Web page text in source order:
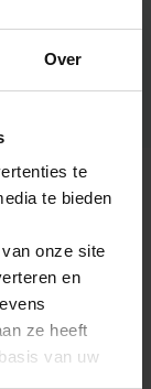
Over
te
te bieden
onze site
en
ze heeft
van uw
10
Het is
finder is